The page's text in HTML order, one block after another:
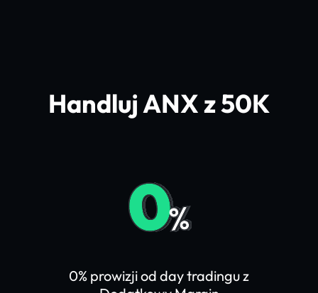
Handluj ANX z 50K
0% prowizji od day tradingu z